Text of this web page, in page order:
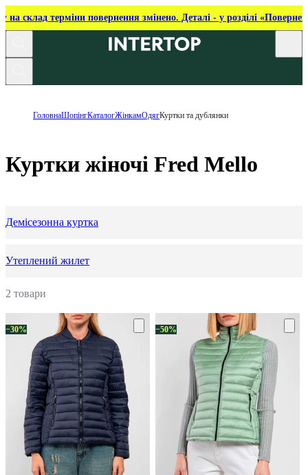
на склад терміни повернення змінено. Деталі - у розділі
ГоловнаШопінгКаталогЖінкамОдягКуртки та дублянки
Куртки жіночі Fred Mello
Демісезонна куртка
Утеплений жилет
2 товари
−30% −50%